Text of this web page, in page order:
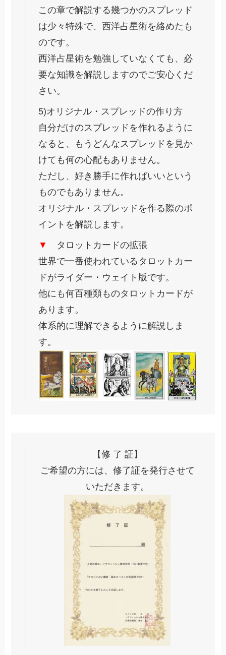
この章で解説する幾つかのスプレッド
は少々特殊で、西洋占星術を絡めたも
のです。
西洋占星術を勉強していなくても、必
要な知識を解説しますのでご安心くだ
さい。
5)オリジナル・スプレッドの作り方
自分だけのスプレッドを作れるように
なると、もうどんなスプレッドを見か
けても何の心配もありません。
ただし、好き勝手に作ればいいという
ものでもありません。
オリジナル・スプレッドを作る際のポ
イントを解説します。
▼
タロットカードの拡張
世界で一番使われているタロットカー
ドがライダー・ウェイト版です。
他にも何百種類ものタロットカードが
あります。
体系的に理解できるように解説しま
す。
【修 了 証】
ご希望の方には、修了証を発行させて
いただきます。